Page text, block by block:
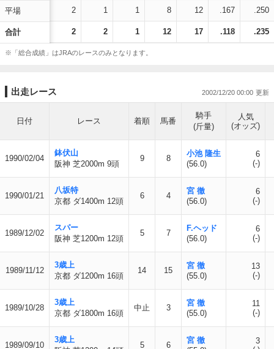
平場
合計
2 1 1 8 12 .167 .250
2 2 1 12 17 .118 .235
※「総合成績」はJRAのレースのみとなります。
出走レース 2002/12/20 00:00
日付 レース 着順 馬番
騎手
(斤量)
人気
(オッズ)
1990/02/04
鉢伏山
阪神 芝2000m 9頭
9 8
小池 隆生
(56.0)
6
(-)
1990/01/21
八坂特
京都 ダ1400m 12頭
6 4
宮 徹
(56.0)
6
(-)
1989/12/02
スパー
阪神 芝1200m 12頭
5 7
F.ヘッド
(56.0)
6
(-)
1989/11/12
3歳上
京都 ダ1200m 16頭
14 15
宮 徹
(55.0)
13
(-)
1989/10/28
3歳上
京都 ダ1800m 16頭
中止 3
宮 徹
(55.0)
11
(-)
1989/09/10
3歳上
5 6
宮 徹
3